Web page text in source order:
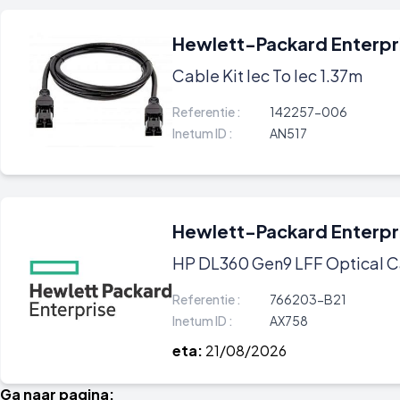
Hewlett-Packard
Cable Kit Iec To Iec 1.37m
Referentie :
142257-006
Inetum ID :
AN517
Hewlett-Packard
HP DL360 Gen9 LFF Optical
Referentie :
766203-B21
Inetum ID :
AX758
eta: 21/08/2026
Ga naar pagina: